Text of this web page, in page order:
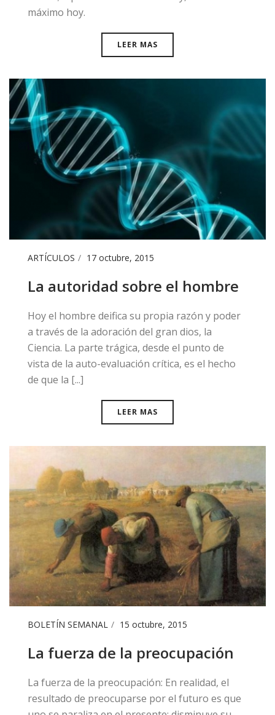
máximo hoy.
LEER MAS
ARTÍCULOS 17 octubre, 2015
La autoridad sobre el hombre
​Hoy el hombre deifica su propia razón y poder
a través de la adoración del gran dios, la
Ciencia. La parte trágica, desde el punto de
vista de la auto-evaluación crítica, es el hecho
de que la [...]
LEER MAS
BOLETÍN SEMANAL 15 octubre, 2015
La fuerza de la preocupación
​La fuerza de la preocupación: En realidad, el
resultado de preocuparse por el futuro es que